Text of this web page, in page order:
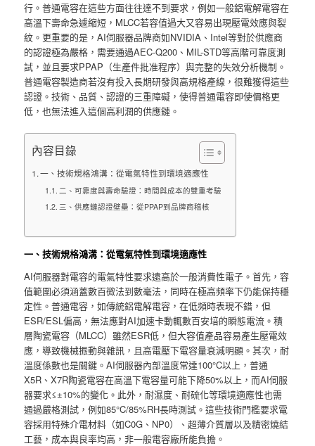
行。普通電容在這些方面往往達不到要求，例如一般鋁電解電容在
高溫下壽命急遽縮短，MLCC若容值過大又容易出現壓電效應與裂
紋。更重要的是，AI伺服器品牌商如NVIDIA、Intel等對於供應商
的認證極為嚴格，需要通過AEC-Q200、MIL-STD等高階可靠度測
試，並且要求PPAP（生產件批准程序）與完整的失效分析機制。
普通電容製造商若沒有投入長期研發與高規格產線，很難獲得這些
認證。技術、品質、認證的三重障礙，使得普通電容即使價格更
低，也無法進入這個高利潤的供應鏈。
內容目錄
一、技術規格鴻溝：從電氣特性到環境適應性
二、可靠度與壽命驗證：時間與成本的雙重考驗
三、供應鏈認證壁壘：從PPAP到品牌商稽核
一、技術規格鴻溝：從電氣特性到環境適應性
AI伺服器對電容的電氣特性要求遠高於一般消費性電子。首先，容
值範圍必須涵蓋數百微法到數毫法，同時在極高頻率下仍能保持穩
定性。普通電容，如傳統鋁電解電容，在低頻時表現不錯，但
ESR/ESL偏高，無法應對AI加速卡動輒數百安培的瞬態電流。積
層陶瓷電容（MLCC）雖然ESR低，但大容值產品容易產生壓電效
應，導致機械振動與雜訊，且高電壓下電容量衰減明顯。其次，耐
溫度係數也是關鍵。AI伺服器內部溫度常達100°C以上，普通
X5R、X7R陶瓷電容在高溫下電容量可能下降50%以上，而AI伺服
器要求≤±10%的變化。此外，耐濕度、耐硫化等環境適應性也需
通過嚴格測試，例如85°C/85%RH長時測試。這些技術門檻要求電
容採用特殊介電材料（如C0G、NP0）、超薄介質層以及精密燒結
工藝，成本與良率均高，非一般電容廠所能負擔。